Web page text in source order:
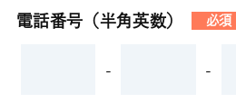
電話番号（半角英数） 必須
- -